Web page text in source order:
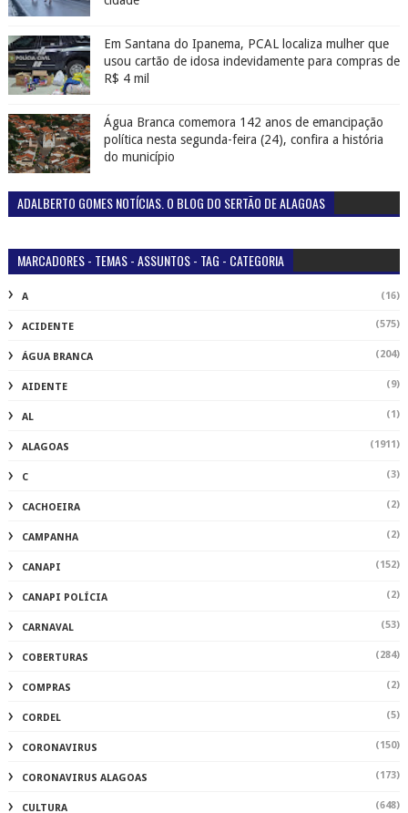
Em Santana do Ipanema, PCAL localiza mulher que
usou cartão de idosa indevidamente para compras de
R$ 4 mil
Água Branca comemora 142 anos de emancipação
política nesta segunda-feira (24), confira a história
do município
ADALBERTO GOMES NOTÍCIAS. O BLOG DO SERTÃO DE ALAGOAS
MARCADORES - TEMAS - ASSUNTOS - TAG - CATEGORIA
A (16)
ACIDENTE (575)
ÁGUA BRANCA (204)
AIDENTE (9)
AL (1)
ALAGOAS (1911)
C (3)
CACHOEIRA (2)
CAMPANHA (2)
CANAPI (152)
CANAPI POLÍCIA (2)
CARNAVAL (53)
COBERTURAS (284)
COMPRAS (2)
CORDEL (5)
CORONAVIRUS (150)
CORONAVIRUS ALAGOAS (173)
CULTURA (648)